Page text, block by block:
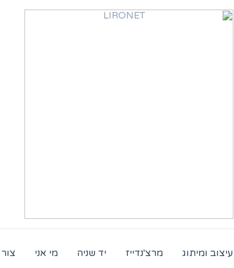
עיצוב ומיתוג מרצ'נדייז יד שניה מי אני